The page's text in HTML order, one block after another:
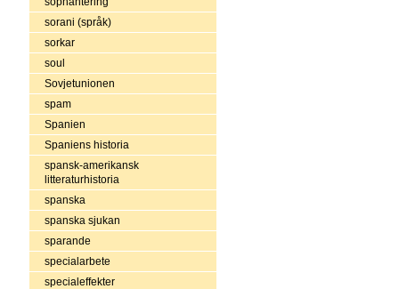
sorani (språk)
sorkar
soul
Sovjetunionen
spam
Spanien
Spaniens historia
spansk-amerikansk
litteraturhistoria
spanska
spanska sjukan
sparande
specialarbete
specialeffekter